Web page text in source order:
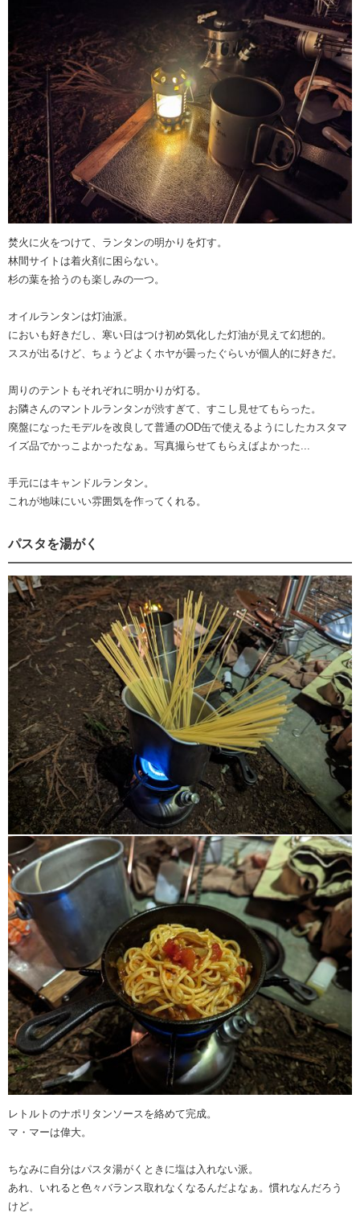
焚火に火をつけて、ランタンの明かりを灯す。
林間サイトは着火剤に困らない。
杉の葉を拾うのも楽しみの一つ。
オイルランタンは灯油派。
においも好きだし、寒い日はつけ初め気化した灯油が見えて幻想的。
ススが出るけど、ちょうどよくホヤが曇ったぐらいが個人的に好きだ。
周りのテントもそれぞれに明かりが灯る。
お隣さんのマントルランタンが渋すぎて、すこし見せてもらった。
廃盤になったモデルを改良して普通のOD缶で使えるようにしたカスタマ
イズ品でかっこよかったなぁ。写真撮らせてもらえばよかった...
手元にはキャンドルランタン。
これが地味にいい雰囲気を作ってくれる。
パスタを湯がく
レトルトのナポリタンソースを絡めて完成。
マ・マーは偉大。
ちなみに自分はパスタ湯がくときに塩は入れない派。
あれ、いれると色々バランス取れなくなるんだよなぁ。慣れなんだろう
けど。